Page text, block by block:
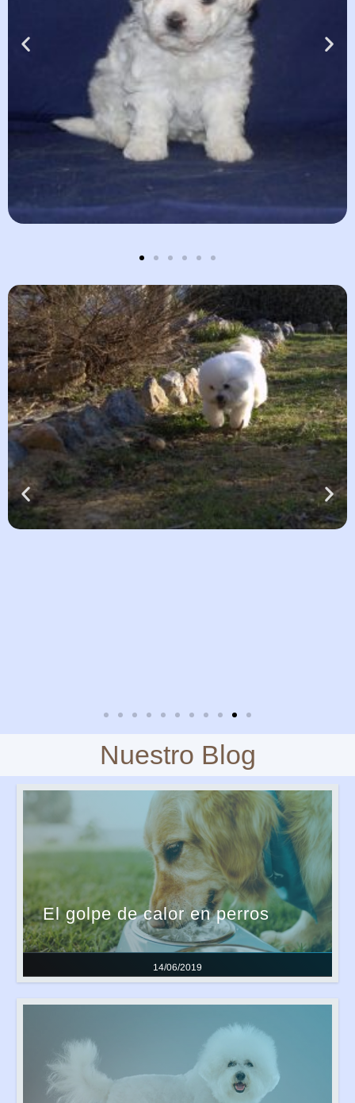
Nuestro Blog
14/06/2019
El golpe de calor en perros